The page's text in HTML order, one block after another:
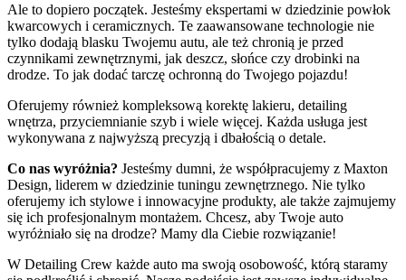
Ale to dopiero początek. Jesteśmy ekspertami w dziedzinie powłok
kwarcowych i ceramicznych. Te zaawansowane technologie nie
tylko dodają blasku Twojemu autu, ale też chronią je przed
czynnikami zewnętrznymi, jak deszcz, słońce czy drobinki na
drodze. To jak dodać tarczę ochronną do Twojego pojazdu!
Oferujemy również kompleksową korektę lakieru, detailing
wnętrza, przyciemnianie szyb i wiele więcej. Każda usługa jest
wykonywana z najwyższą precyzją i dbałością o detale.
Co nas wyróżnia? Jesteśmy dumni, że współpracujemy z Maxton
Design, liderem w dziedzinie tuningu zewnętrznego. Nie tylko
oferujemy ich stylowe i innowacyjne produkty, ale także zajmujemy
się ich profesjonalnym montażem. Chcesz, aby Twoje auto
wyróżniało się na drodze? Mamy dla Ciebie rozwiązanie!
W Detailing Crew każde auto ma swoją osobowość, którą staramy